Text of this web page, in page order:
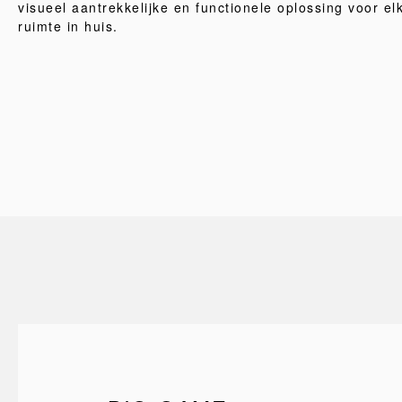
visueel aantrekkelijke en functionele oplossing voor
ruimte in huis.